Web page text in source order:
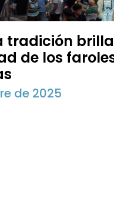
tradición brilla
de los
de 2025